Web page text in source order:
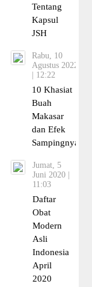
Tentang
Kapsul
JSH
Rabu, 10
Agustus 2022
| 12:22
10 Khasiat
Buah
Makasar
dan Efek
Sampingnya
Jumat, 5
Juni 2020 |
11:03
Daftar
Obat
Modern
Asli
Indonesia
April
2020